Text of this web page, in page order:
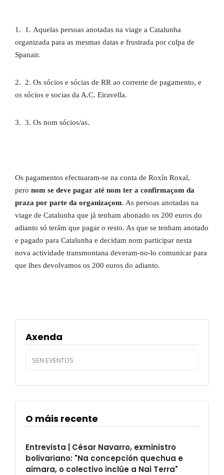
1. 1. Aquelas persoas anotadas na viage a Catalunha
organizada para as mesmas datas e frustrada por culpa de
Spanair.
2. 2. Os sócios e sócias de RR ao corrente de pagamento, e
os sócios e socias da A.C. Eiravella.
3. 3. Os nom sócios/as.
Os pagamentos efectuaram-se na conta de Roxín Roxal,
pero nom se deve pagar até nom ter a confirmaçom da
praza por parte da organizaçom. As persoas anotadas na
viage de Catalunha que jà tenham abonado os 200 euros do
adianto só terám que pagar o resto. As que se tenham anotado
e pagado para Catalunha e decidam nom participar nesta
nova actividade transmontana deveram-no-lo comunicar para
que lhes devolvamos os 200 euros do adianto.
Axenda
SEN EVENTOS
O máis recente
Entrevista | César Navarro, exministro
bolivariano: "Na concepción quechua e
aimara, o colectivo inclúe a Nai Terra"